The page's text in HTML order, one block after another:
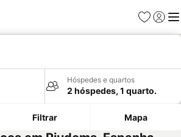
Favoritos
Iniciar
Hóspedes e quartos
2 hóspedes, 1 quarto.
Filtrar Mapa